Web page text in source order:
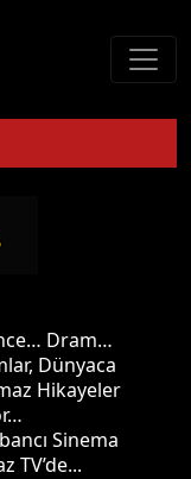
Dram…
Dünyaca
Hikayeler
Sinema
TV’de...